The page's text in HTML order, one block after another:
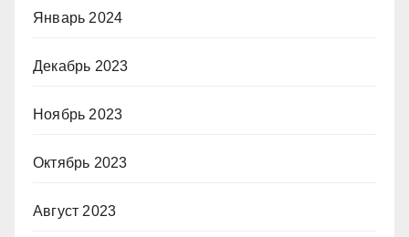
Январь 2024
Декабрь 2023
Ноябрь 2023
Октябрь 2023
Август 2023